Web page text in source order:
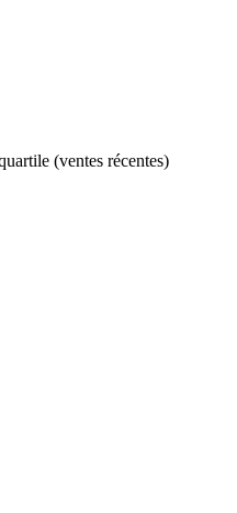
(ventes récentes)